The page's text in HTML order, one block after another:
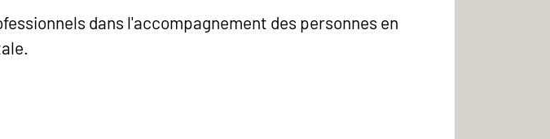
dans l'accompagnement des personnes en